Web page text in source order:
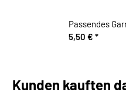
Passendes
5,50 € *
Kunden kauften